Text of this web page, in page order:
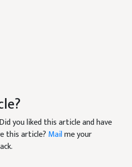
you liked this article and have
this article? Mailme your